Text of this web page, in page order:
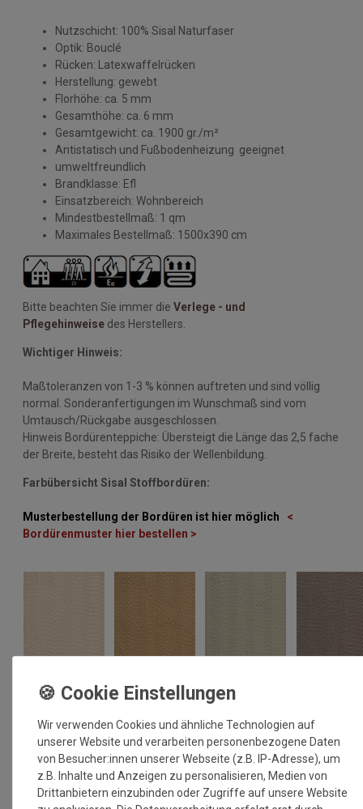
Nutzschicht: 100% Sisal Naturfaser
Optik: Bouclé
Rücken: Latexwaffelrücken
Herstellung: gewebt
Florhöhe: ca. 5 mm
Gesamthöhe: ca. 6 mm
Gesamtgewicht: ca. 1900 gr./m²
Antistatisch und Fußbodenheizung geeignet
umweltfreundlich
Brandklasse: Efl
Einsatzbereich: Wohnbereich
Mindestbestellmaß: 1 qm
Maximales Bestellmaß: 1500x390 cm
Bitte beachten Sie immer die Verlege - und
Pflegehinweise des Herstellers.
Wichtiger Hinweis:
Maßtoleranzen von 1-3 % können auftreten und sind völlig
normal. Sonderanfertigungen im Wunschmaß sind vom
Umtausch/Rückgabe ausgeschlossen.
Hinweis Bordürenteppiche: Übersteigt die Länge das 2,5 fache
der Breite, besteht das Risiko der Wellenbildung.
Farbübersicht Sisal Stoffbordüren:
Musterbestellung der Bordüren ist hier möglich
<
Bordürenmuster hier bestellen >
Wir verwenden Cookies und ähnliche Technologien auf
unserer Website und verarbeiten personenbezogene Daten
von Besucher:innen unserer Webseite (z.B. IP-Adresse), um
z.B. Inhalte und Anzeigen zu personalisieren, Medien von
Drittanbietern einzubinden oder Zugriffe auf unsere Website